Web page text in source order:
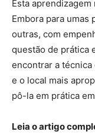
Esta
Embora para umas
outras, com
questão de prática
encontrar a
e o local mais
pô-la em prática
Leia o artigo